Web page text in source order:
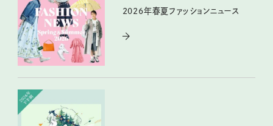
2026年春夏ファッションニュース